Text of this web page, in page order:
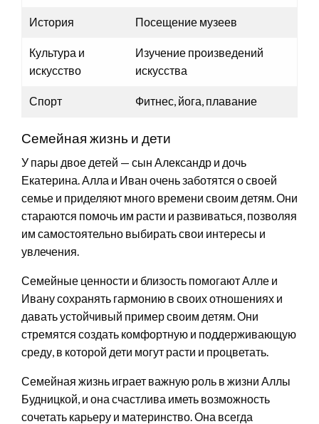
История Посещение музеев
Культура и
искусство
Изучение произведений
искусства
Спорт Фитнес, йога, плавание
Семейная жизнь и дети
У пары двое детей — сын Александр и дочь
Екатерина. Алла и Иван очень заботятся о своей
семье и приделяют много времени своим детям. Они
стараются помочь им расти и развиваться, позволяя
им самостоятельно выбирать свои интересы и
увлечения.
Семейные ценности и близость помогают Алле и
Ивану сохранять гармонию в своих отношениях и
давать устойчивый пример своим детям. Они
стремятся создать комфортную и поддерживающую
среду, в которой дети могут расти и процветать.
Семейная жизнь играет важную роль в жизни Аллы
Будницкой, и она счастлива иметь возможность
сочетать карьеру и материнство. Она всегда